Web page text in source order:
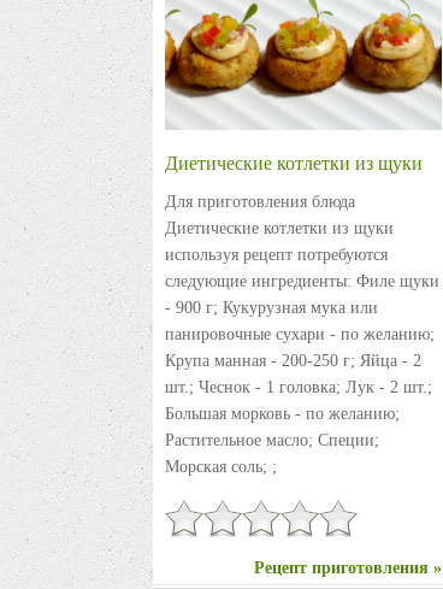
Диетические котлетки из щуки
Для приготовления блюда
Диетические котлетки из щуки
используя рецепт потребуются
следующие ингредиенты: Филе щуки
- 900 г; Кукурузная мука или
панировочные сухари - по желанию;
Крупа манная - 200-250 г; Яйца - 2
шт.; Чеснок - 1 головка; Лук - 2 шт.;
Большая морковь - по желанию;
Растительное масло; Специи;
Морская соль; ;
Рецепт приготовления »